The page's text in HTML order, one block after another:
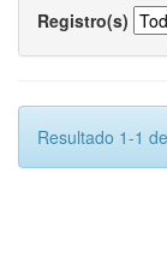
Registro(s)
Resultado 1-1